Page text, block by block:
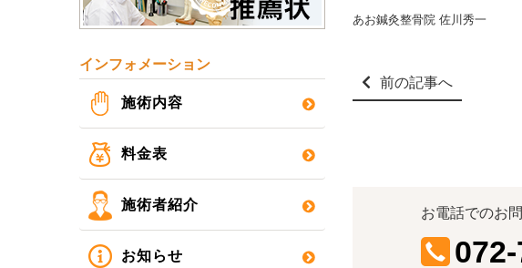
あお鍼灸整骨院 佐川秀一
前の記事へ
お電話でのお
インフォメーション
施術内容
料金表
施術者紹介
お知らせ